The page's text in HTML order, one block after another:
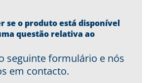
se o produto está disponível
questão relativa ao
seguinte formulário e nós
em contacto.